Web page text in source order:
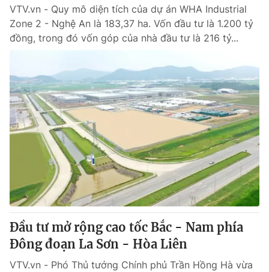
Hậu trường
Nhân vật
Giải sao mai
Giải trí
Điện ảnh
Sao
Đời sống
Làm đẹp
Chất lượng cuộc sống
Giáo dục
Tuyển sinh
Học trực tuyến
Công nghệ
Hitech Công nghệ tương lai
Sản phẩm
Thị trường
Tư vấn
Giao lưu trực tuyến
Lịch phát sóng
Chuyên mục khác
Emagazine Podcast
VTV.vn - Quy mô diện tích của dự án WHA Industrial
Zone 2 - Nghệ An là 183,37 ha. Vốn đầu tư là 1.200 tỷ
đồng, trong đó vốn góp của nhà đầu tư là 216 tỷ...
Đầu tư mở rộng cao tốc Bắc - Nam phía
Đông đoạn La Sơn - Hòa Liên
VTV.vn - Phó Thủ tướng Chính phủ Trần Hồng Hà vừa